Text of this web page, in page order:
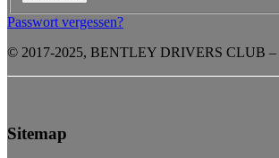
Passwort vergessen?
© 2017-2025, BENTLEY DRIVERS CLUB –
Sitemap